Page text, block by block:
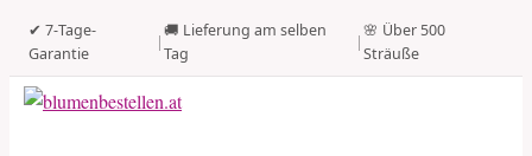
✔ 7-Tage-
Garantie
|
🚚 Lieferung am selben
Tag
|
🌸 Über 500
Sträuße